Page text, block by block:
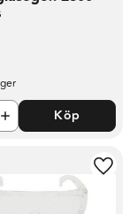
Köp